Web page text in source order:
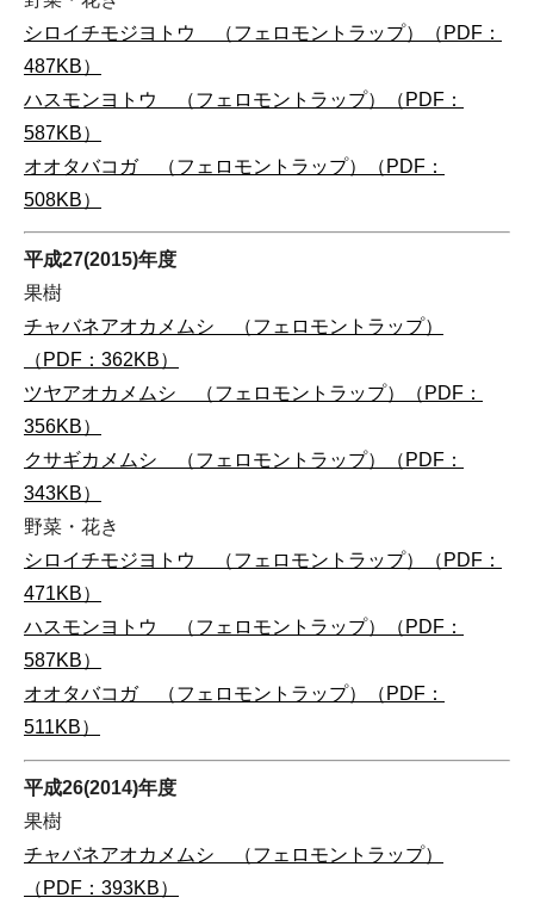
シロイチモジヨトウ （フェロモントラップ）（PDF：
487KB）
ハスモンヨトウ （フェロモントラップ）（PDF：
587KB）
オオタバコガ （フェロモントラップ）（PDF：
508KB）
平成27(2015)年度
果樹
チャバネアオカメムシ （フェロモントラップ）
（PDF：362KB）
ツヤアオカメムシ （フェロモントラップ）（PDF：
356KB）
クサギカメムシ （フェロモントラップ）（PDF：
343KB）
野菜・花き
シロイチモジヨトウ （フェロモントラップ）（PDF：
471KB）
ハスモンヨトウ （フェロモントラップ）（PDF：
587KB）
オオタバコガ （フェロモントラップ）（PDF：
511KB）
平成26(2014)年度
果樹
チャバネアオカメムシ （フェロモントラップ）
（PDF：393KB）